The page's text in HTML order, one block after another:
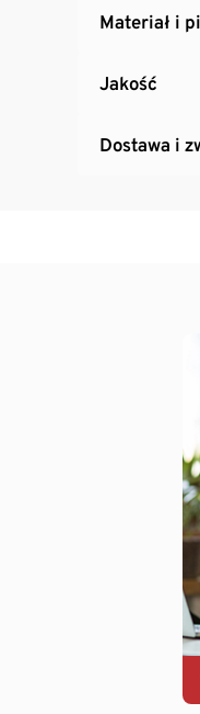
Materiał i
Jakość
Dostawa i